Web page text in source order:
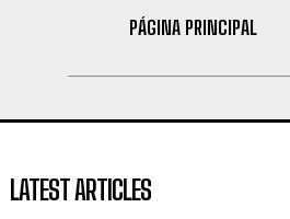
PÁGINA PRINCIPAL
LATEST ARTICLES